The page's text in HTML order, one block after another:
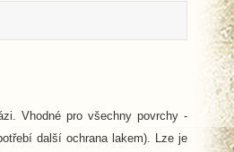
Vhodné pro všechny povrchy -
další ochrana lakem). Lze je